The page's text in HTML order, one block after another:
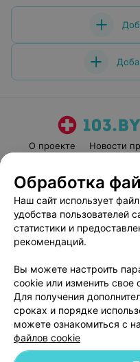
О проекте Новости
Пользовательское
Написать
Обработка
Обработка
Наш сайт использует
удобства пользователей
статистики и
рекомендаций.
Вы можете настроить
cookie или изменить свое
Для получения
сроках и порядке
можете ознакомиться с
файлов cookie